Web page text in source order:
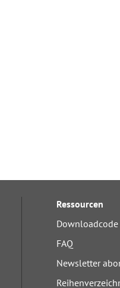
Ressourcen
FAQ
Newsletter